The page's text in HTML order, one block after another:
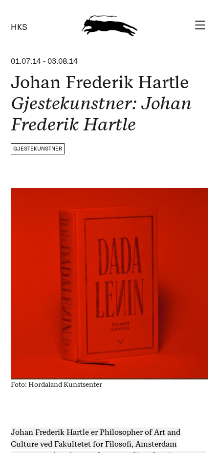
HKS
01.07.14 -03.08.14
Johan Frederik Hartle
Gjestekunstner: Johan
Frederik Hartle
GJESTEKUNSTNER
Foto: Hordaland Kunstsenter
Johan Frederik Hartle er Philosopher of Art and
Culture ved Fakultetet for Filosofi, Amsterdam